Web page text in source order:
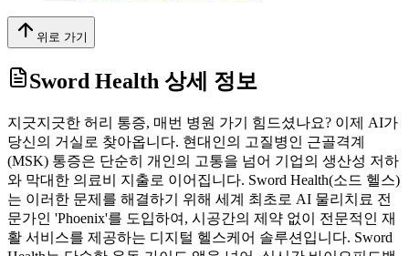
위로 가기
Sword Health 상세 정보
지긋지긋한 허리 통증, 매번 병원 가기 힘드셨나요? 이제 AI가
당신의 거실로 찾아옵니다. 현대인의 고질병인 근골격계
(MSK) 통증은 단순히 개인의 고통을 넘어 기업의 생산성 저하
와 막대한 의료비 지출로 이어집니다. Sword Health(소드 헬스)
는 이러한 문제를 해결하기 위해 세계 최초로 AI 물리치료 전
문가인 'Phoenix'를 도입하여, 시공간의 제약 없이 전문적인 재
활 서비스를 제공하는 디지털 헬스케어 솔루션입니다. Sword